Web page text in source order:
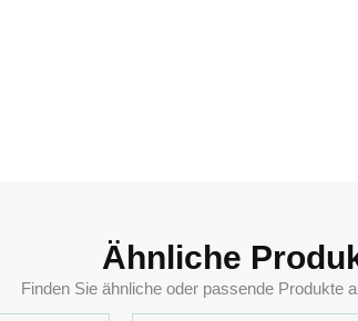
Ähnliche
Finden Sie ähnliche oder passende Produkte